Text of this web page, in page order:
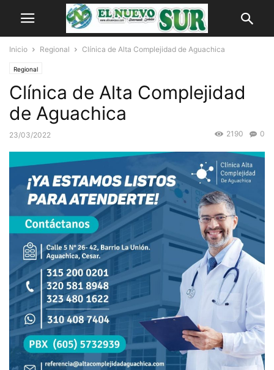
Inicio Regional Clínica de Alta Complejidad de Aguachica
Regional
Clínica de Alta Complejidad
de Aguachica
23/03/2022 0
2190